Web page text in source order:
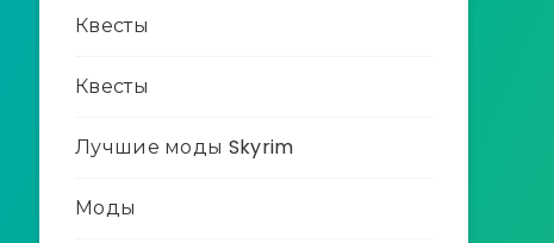
Квесты
Квесты
Лучшие моды Skyrim
Моды